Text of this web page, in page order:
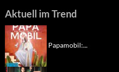
Aktuell im Trend
Papamobil:...